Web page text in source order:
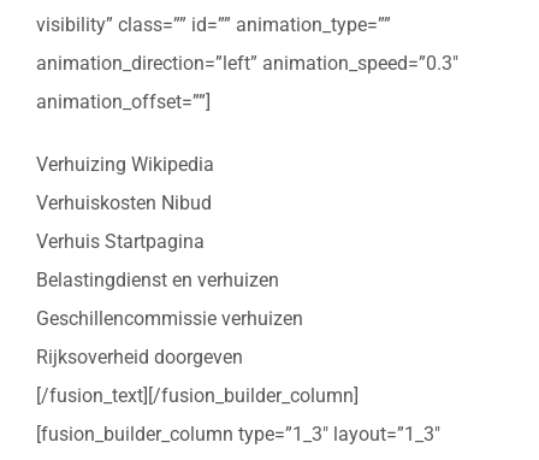
visibility” class=”” id=”” animation_type=””
animation_direction=”left” animation_speed=”0.3″
animation_offset=””]
Verhuizing Wikipedia
Verhuiskosten Nibud
Verhuis Startpagina
Belastingdienst en verhuizen
Geschillencommissie verhuizen
Rijksoverheid doorgeven
[/fusion_text][/fusion_builder_column]
[fusion_builder_column type=”1_3″ layout=”1_3″